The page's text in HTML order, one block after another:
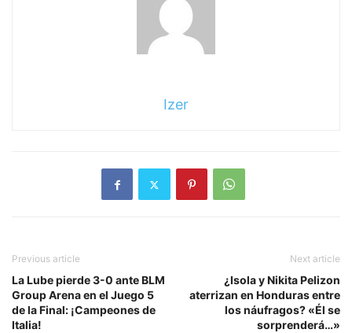
Izer
Previous article
La Lube pierde 3-0 ante BLM
Group Arena en el Juego 5
de la Final: ¡Campeones de
Italia!
Next article
¿Isola y Nikita Pelizon
aterrizan en Honduras entre
los náufragos? «Él se
sorprenderá…»